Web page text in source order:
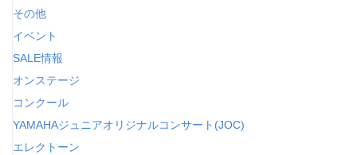
その他
イベント
SALE情報
オンステージ
コンクール
YAMAHAジュニアオリジナルコンサート(JOC)
エレクトーン